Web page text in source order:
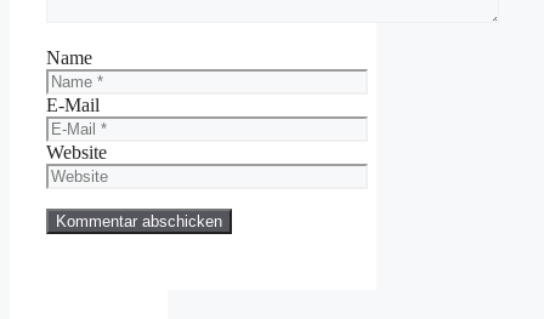
Name
E-Mail
Website